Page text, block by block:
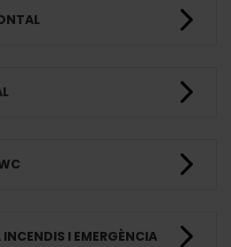
I EMERGÈNCIA